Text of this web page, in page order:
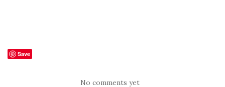
Save
No comments yet